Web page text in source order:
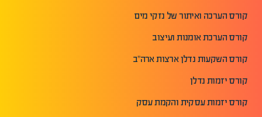
קורס הערכה ואיתור של נזקי מים
קורס הערכת אומנות ועיצוב
קורס השקעות נדלן ארצות ארה"ב
קורס יזמות נדלן
קורס יזמות עסקית והקמת עסק